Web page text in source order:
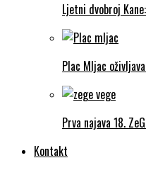
Ljetni dvobroj
Plac Mljac
Prva najava 18.
Kontakt